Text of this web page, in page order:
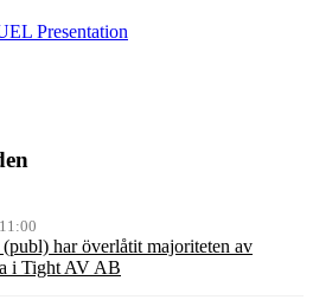
Presentation
har överlåtit majoriteten av
i Tight AV AB